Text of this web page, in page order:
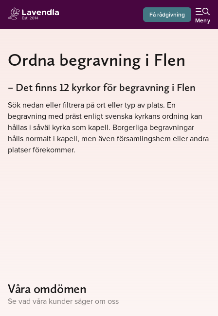
Få rådgivning
Meny
Ordna begravning i Flen
– Det finns 12 kyrkor för begravning i Flen
Sök nedan eller filtrera på ort eller typ av plats. En
begravning med präst enligt svenska kyrkans ordning kan
hållas i såväl kyrka som kapell. Borgerliga begravningar
hålls normalt i kapell, men även församlingshem eller andra
platser förekommer.
Våra omdömen
Se vad våra kunder säger om oss